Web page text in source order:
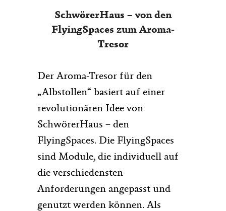
SchwörerHaus – von den
FlyingSpaces zum Aroma-
Tresor
Der Aroma-Tresor für den
„Albstollen“ basiert auf einer
revolutionären Idee von
SchwörerHaus – den
FlyingSpaces. Die FlyingSpaces
sind Module, die individuell auf
die verschiedensten
Anforderungen angepasst und
genutzt werden können. Als